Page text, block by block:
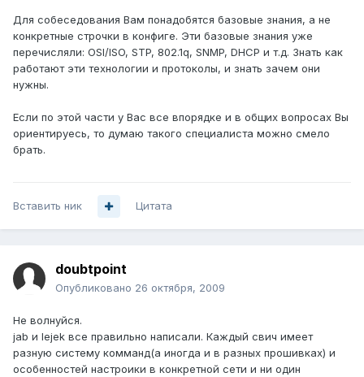
Для собеседования Вам понадобятся базовые знания, а не
конкретные строчки в конфиге. Эти базовые знания уже
перечисляли: OSI/ISO, STP, 802.1q, SNMP, DHCP и т.д. Знать как
работают эти технологии и протоколы, и знать зачем они
нужны.
Если по этой части у Вас все впорядке и в общих вопросах Вы
ориентируесь, то думаю такого специалиста можно смело
брать.
Вставить ник Цитата
doubtpoint
Опубликовано 26 октября, 2009
Не волнуйся.
jab и lejek все правильно написали. Каждый свич имеет
разную систему комманд(а иногда и в разных прошивках) и
особенностей настроики в конкретной сети и ни один